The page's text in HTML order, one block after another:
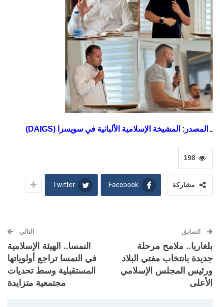
ـ المصدر: المشيخة الإسلامية الألبانية في سويسرا (DAIGS)
198
مشاركة Facebook
Twitter
السابق
بلغاريا.. ملامح مرحلة
جديدة بانتخاب مفتي البلاد
ورئيس المجلس الإسلامي
الأعلى
التالي
النمسا.. الهيئة الإسلامية
في النمسا تراجع أولوياتها
المستقبلية وسط تحديات
مجتمعية متزايدة